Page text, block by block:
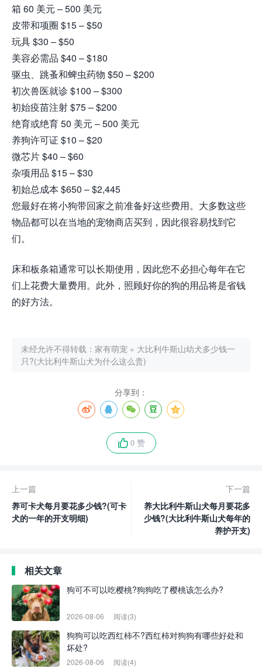
箱 60 美元 – 500 美元
皮带和项圈 $15 – $50
玩具 $30 – $50
美容必需品 $40 – $180
驱虫、跳蚤和蜱虫药物 $50 – $200
初次兽医就诊 $100 – $300
初始疫苗注射 $75 – $200
绝育或绝育 50 美元 – 500 美元
养狗许可证 $10 – $20
微芯片 $40 – $60
杂项用品 $15 – $30
初始总成本 $650 – $2,445
您最好在将小狗带回家之前准备好这些费用。大多数这些
物品都可以在当地的宠物商店买到，因此很容易找到它
们。
床和板条箱通常可以长期使用，因此您不必担心每年在它
们上花费大量费用。此外，照顾好你的狗的用品将是省钱
的好方法。
未经允许不得转载： 家有萌宠 » 大比利牛斯山幼犬多少钱一
只?(大比利牛斯山犬为什么这么贵)
分享到：
0 赞
上一篇
养可卡犬每月要花多少钱?(可卡
犬的一年的开支明细)
下一篇
养大比利牛斯山犬每月要花多
少钱?(大比利牛斯山犬每年的
养护开支)
相关文章
狗可不可以吃樱桃?狗狗吃了樱桃该怎么办?
2026-08-06 阅读(3)
狗狗可以吃西红柿不?西红柿对狗狗有哪些好处和
坏处?
2026-08-06 阅读(4)